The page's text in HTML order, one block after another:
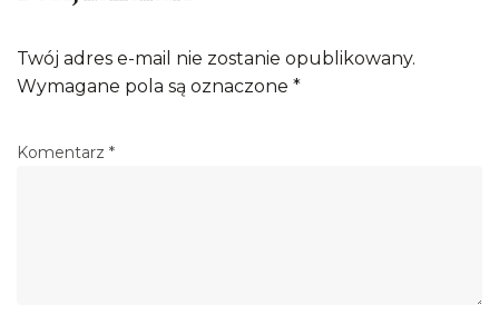
Twój adres e-mail nie zostanie opublikowany.
Wymagane pola są oznaczone *
Komentarz *